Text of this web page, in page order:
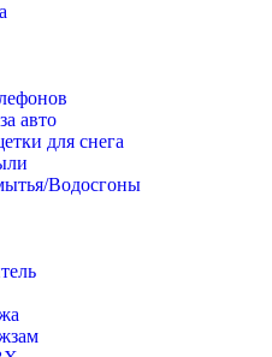
авто
для снега
Водосгоны